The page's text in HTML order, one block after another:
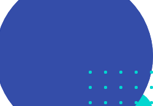
в том числе